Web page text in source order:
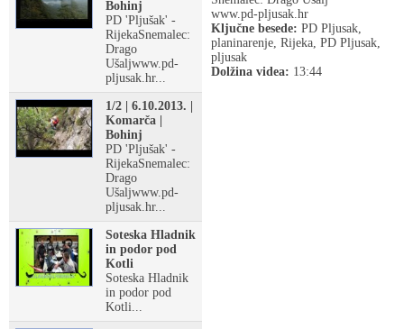
Bohinj
PD 'Pljušak' -
RijekaSnemalec:
Drago
Ušaljwww.pd-
pljusak.hr...
1/2 | 6.10.2013. |
Komarča |
Bohinj
PD 'Pljušak' -
RijekaSnemalec:
Drago
Ušaljwww.pd-
pljusak.hr...
Soteska Hladnik
in podor pod
Kotli
Soteska Hladnik
in podor pod
Kotli...
www.pd-pljusak.hr
Ključne besede: PD Pljusak,
planinarenje, Rijeka, PD Pljusak,
pljusak
Dolžina videa: 13:44